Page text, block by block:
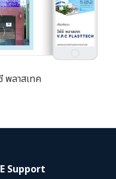
พลาสเทค
Support